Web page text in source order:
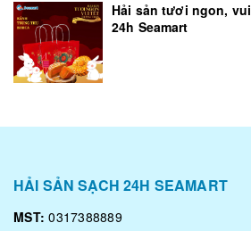
Hải sản tươi ngon,
24h Seamart
HẢI SẢN SẠCH 24H SEAMART
MST: 0317388889